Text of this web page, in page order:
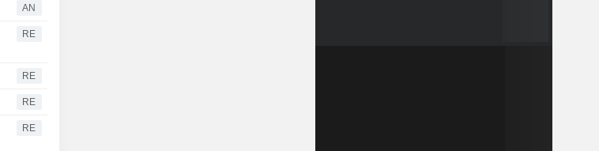
AN
RE
RE
RE
RE